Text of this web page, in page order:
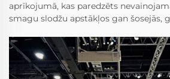
aprīkojumā, kas paredzēts
smagu slodžu apstākļos gan šosejās,